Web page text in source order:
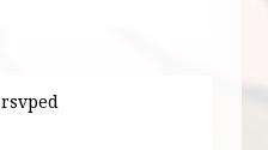
rsvped